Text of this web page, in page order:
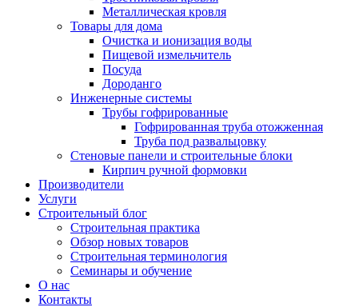
Металлическая кровля
Товары для дома
Очистка и ионизация воды
Пищевой измельчитель
Посуда
Дороданго
Инженерные системы
Трубы гофрированные
Гофрированная труба отожженная
Труба под развальцовку
Стеновые панели и строительные блоки
Кирпич ручной формовки
Производители
Услуги
Строительный блог
Строительная практика
Обзор новых товаров
Строительная терминология
Семинары и обучение
О нас
Контакты